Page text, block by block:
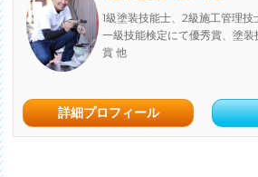
1級塗装技能士、2級施工管理技
一級技能検定にて優秀賞、塗
賞 他
詳細プロフィール